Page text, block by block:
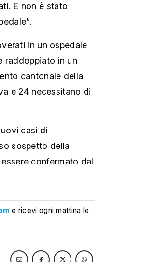
E non è stato
in un ospedale
raddoppiato in un
cantonale della
e 24 necessitano di
casi di
sospetto della
confermato dal
e ricevi ogni mattina le